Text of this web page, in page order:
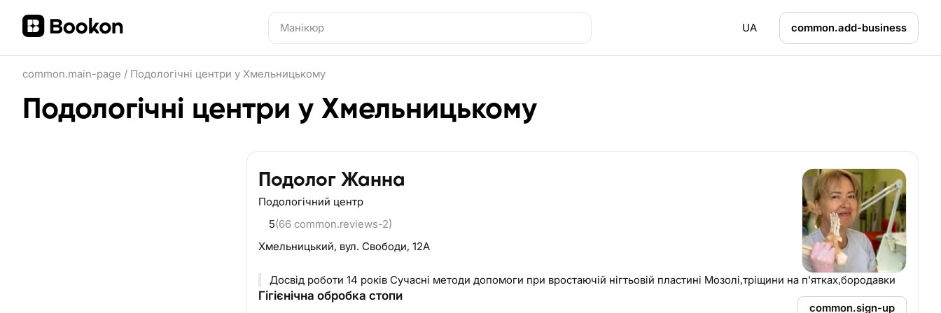
UA common.add-business
common.main-page / Подологічні центри у Хмельницькому
Подологічні центри у Хмельницькому
Подолог Жанна
Подологічний центр
5(66 common.reviews-2)
Хмельницький, вул. Свободи, 12А
Досвід роботи 14 років Сучасні методи допомоги при вростаючій нігтьовій пластині Мозолі,тріщини на п'ятках,бородавки
Гігієнічна обробка стопи
common.sign-up